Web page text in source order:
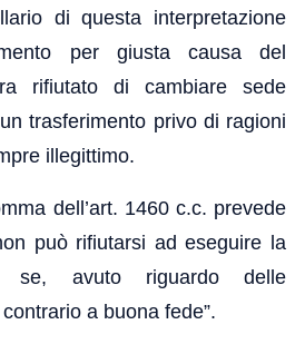
di questa interpretazione
per giusta causa del
rifiutato di cambiare sede
trasferimento privo di ragioni
illegittimo.
dell’art. 1460 c.c. prevede
può rifiutarsi ad eseguire la
se, avuto riguardo delle
a buona fede”.